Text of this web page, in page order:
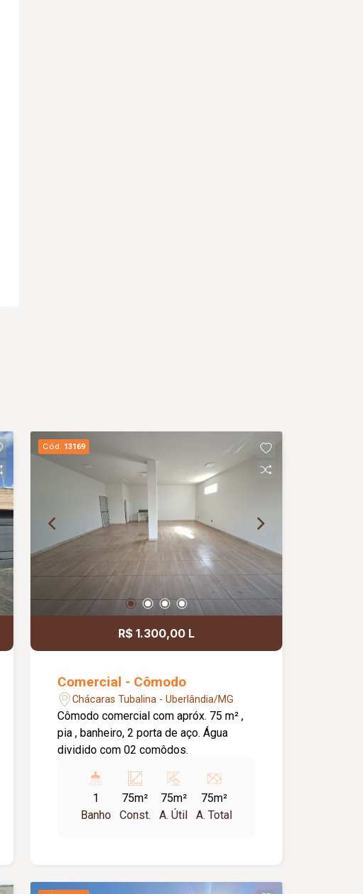
Cód. 13169
R$ 1.300,00 L
Comercial - Cômodo
Chácaras Tubalina - Uberlândia/MG
Cômodo comercial com apróx. 75 m² ,
pia , banheiro, 2 porta de aço. Água
dividido com 02 comôdos.
1
Banho
75m²
Const.
75m²
A. Útil
75m²
A. Total